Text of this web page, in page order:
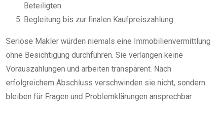
Beteiligten
Begleitung bis zur finalen Kaufpreiszahlung
Seriöse Makler würden niemals eine Immobilienvermittlung
ohne Besichtigung durchführen. Sie verlangen keine
Vorauszahlungen und arbeiten transparent. Nach
erfolgreichem Abschluss verschwinden sie nicht, sondern
bleiben für Fragen und Problemklärungen ansprechbar.